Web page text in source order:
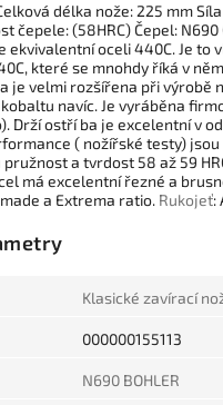
délka nože: 225 mm
čepele: (58HRC) Čepel:
ekvivalentní oceli 440C. Je to
které se mnohdy říká v
je velmi rozšířena při výrobě
navíc. Je vyráběna
Drží ostří ba je excelentní v
( nožířské testy)
a tvrdost 58 až 59
má excelentní řezné a
a Extrema ratio. Rukojeť:
Klasické zavírací
000000155113
N690 BOHLER